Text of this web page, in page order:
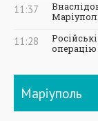
11:37
11:28
Маріуполь